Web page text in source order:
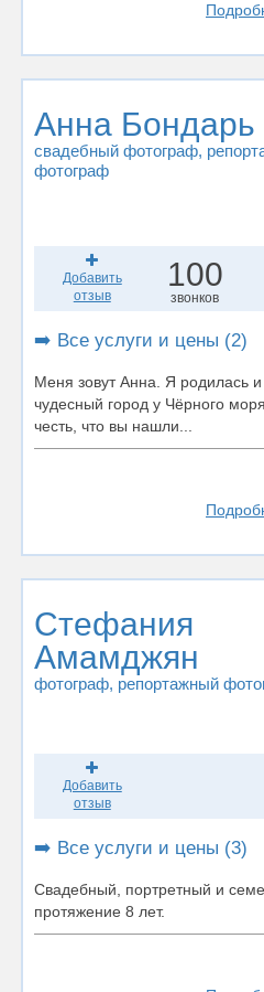
Анна Бондарь
свадебный фотограф,
фотограф
Добавить
отзыв
100
звонков
➡️ Все услуги и цены (2)
Меня зовут Анна. Я родилась
чудесный город у Чёрного
честь, что вы нашли...
Стефания
Амамджян
фотограф, репортажный
Добавить
отзыв
➡️ Все услуги и цены (3)
Свадебный, портретный и
протяжение 8 лет.